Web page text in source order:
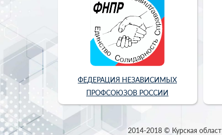
ФЕДЕРАЦИЯ НЕЗАВИСИМЫХ
ПРОФСОЮЗОВ РОССИИ
2014-2018 © Курская